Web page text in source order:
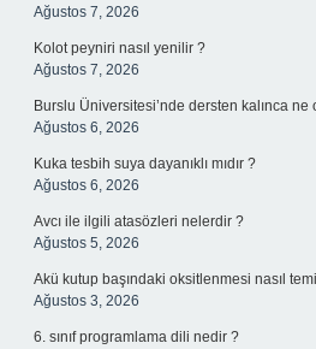
Ağustos 7, 2026
Kolot peyniri nasıl yenilir ?
Ağustos 7, 2026
Burslu Üniversitesi’nde dersten kalınca ne
Ağustos 6, 2026
Kuka tesbih suya dayanıklı mıdır ?
Ağustos 6, 2026
Avcı ile ilgili atasözleri nelerdir ?
Ağustos 5, 2026
Akü kutup başındaki oksitlenmesi nasıl
Ağustos 3, 2026
6. sınıf programlama dili nedir ?